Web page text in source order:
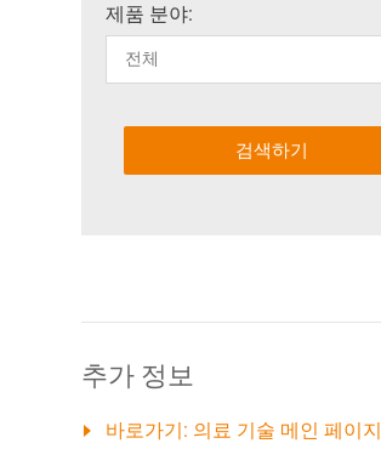
제품 분야:
검색하기
추가 정보
바로가기: 의료 기술 메인 페이지